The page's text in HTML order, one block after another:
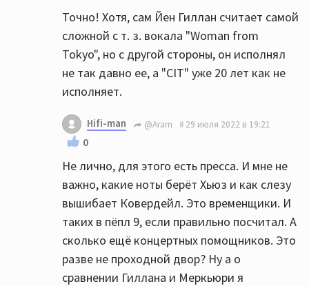
Точно! Хотя, сам Йен Гиллан считает самой
сложной с т. з. вокала "Woman from
Tokyo", но с другой стороны, он исполнял
не так давно ее, а "CIT" уже 20 лет как не
исполняет.
Hifi-man @Aram 29 июля 2022 в 19:21
0
Не лично, для этого есть пресса. И мне не
важно, какие ноты берёт Хьюз и как слезу
вышибает Ковердейл. Это временщики. И
таких в пёпл 9, если правильно посчитал. А
сколько ещё концертных помощников. Это
разве не проходной двор? Ну а о
сравнении Гиллана и Меркьюри я